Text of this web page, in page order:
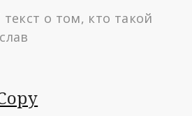
о том, кто такой